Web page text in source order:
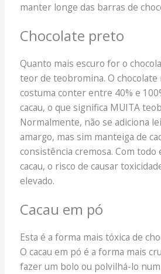
manter longe das barras de
Chocolate preto
Quanto mais escuro for o
teor de teobromina. O chocolate
costuma conter entre 40% e
cacau, o que significa MUITA
Normalmente, não se adiciona
amargo, mas sim manteiga de
consistência cremosa. Com todo
cacau, o risco de causar
elevado.
Cacau em pó
Esta é a forma mais tóxica de
O cacau em pó é a forma mais
fazer um bolo ou polvilhá-lo num